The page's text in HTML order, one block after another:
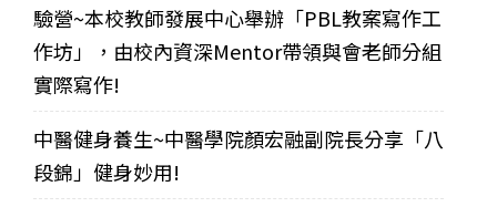
驗營~本校教師發展中心舉辦「PBL教案寫作工
作坊」，由校內資深Mentor帶領與會老師分組
實際寫作!
中醫健身養生~中醫學院顏宏融副院長分享「八
段錦」健身妙用!